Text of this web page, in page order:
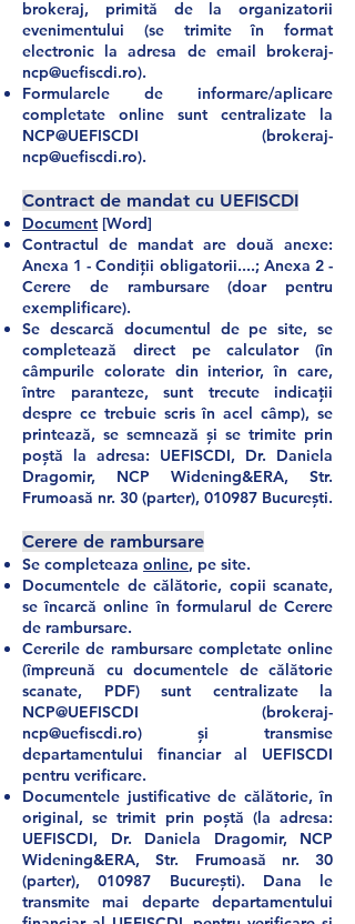
brokeraj, primită de la organizatorii
evenimentului (se trimite în format
electronic la adresa de email brokeraj-
ncp@uefiscdi.ro).
Formularele de informare/aplicare
completate online sunt centralizate la
NCP@UEFISCDI (brokeraj-
ncp@uefiscdi.ro).
Contract de mandat cu UEFISCDI
Document [Word]
Contractul de mandat are două anexe:
Anexa 1 - Condiții obligatorii....; Anexa 2 -
Cerere de rambursare (doar pentru
exemplificare).
Se descarcă documentul de pe site, se
completează direct pe calculator (în
câmpurile colorate din interior, în care,
între paranteze, sunt trecute indicații
despre ce trebuie scris în acel câmp), se
printează, se semnează și se trimite prin
poștă la adresa: UEFISCDI, Dr. Daniela
Dragomir, NCP Widening&ERA, Str.
Frumoasă nr. 30 (parter), 010987 București.
Cerere de rambursare
Se completeaza online, pe site.
Documentele de călătorie, copii scanate,
se încarcă online în formularul de Cerere
de rambursare.
Cererile de rambursare completate online
(împreună cu documentele de călătorie
scanate, PDF) sunt centralizate la
NCP@UEFISCDI (brokeraj-
ncp@uefiscdi.ro) și transmise
departamentului financiar al UEFISCDI
pentru verificare.
Documentele justificative de călătorie, în
original, se trimit prin poștă (la adresa:
UEFISCDI, Dr. Daniela Dragomir, NCP
Widening&ERA, Str. Frumoasă nr. 30
(parter), 010987 București). Dana le
transmite mai departe departamentului